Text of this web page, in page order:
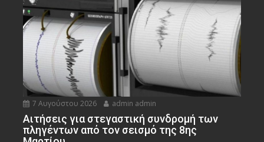
7 Αυγούστου 2026 admin admin
Αιτήσεις για στεγαστική συνδρομή των
πληγέντων από τον σεισμό της 8ης